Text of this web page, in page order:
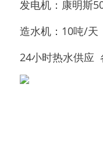
发电机：康明斯
造水机：10吨/天
24小时热水供应